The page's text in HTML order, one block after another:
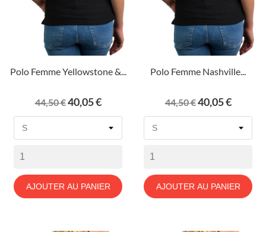
Polo Femme Yellowstone &...
Prix
de
44,50 €Prix
40,05 €
AJOUTER AU PANIER
Polo Femme Nashville...
Prix
de
44,50 €Prix
40,05 €
AJOUTER AU PANIER